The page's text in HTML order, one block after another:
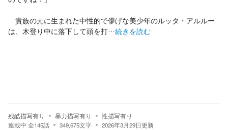
貴族の元に生まれた中性的で儚げな美少年のルッタ・アルルー
は、木登り中に落下して頭を打…続きを読む
残酷描写有り 暴力描写有り
性描写有り
連載中 全145話 349,675文字 2026年3月29日更新